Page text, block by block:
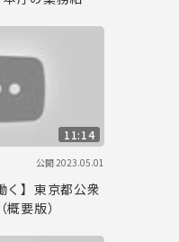
11:14
公開2023.05.01
く】東京都公衆
要版）